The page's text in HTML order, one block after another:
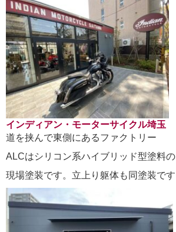
インディアン・モーターサイクル埼玉
道を挟んで東側にあるファクトリー
ALCはシリコン系ハイブリッド型塗料の
現場塗装です。立上り躯体も同塗装です